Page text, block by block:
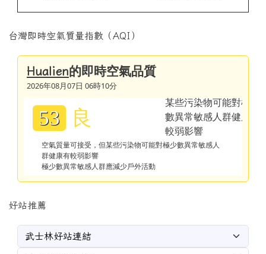
台灣即時空氣質量指數（AQI）
Hualien的即時空氣品質
2026年08月07日 06時10分
53 良
空氣質量可接受，但某些污染物可能對極少數異常敏感人
群健康有較弱影響
極少數異常敏感人群應減少戶外活動
好站推薦